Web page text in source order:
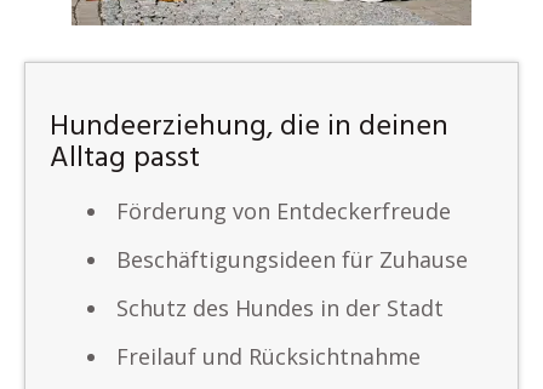
Hundeerziehung, die in deinen
Alltag passt
Förderung von Entdeckerfreude
Beschäftigungsideen für Zuhause
Schutz des Hundes in der Stadt
Freilauf und Rücksichtnahme